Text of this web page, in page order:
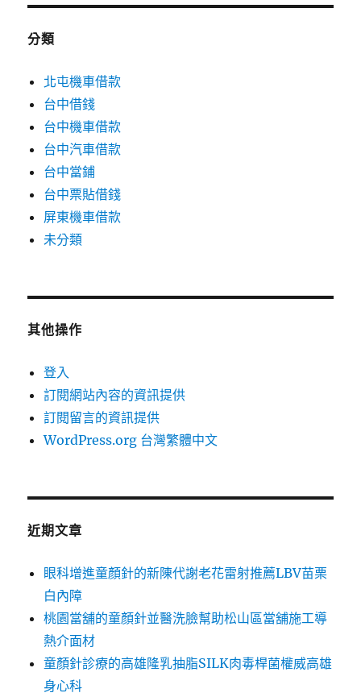
分類
北屯機車借款
台中借錢
台中機車借款
台中汽車借款
台中當鋪
台中票貼借錢
屏東機車借款
未分類
其他操作
登入
訂閱網站內容的資訊提供
訂閱留言的資訊提供
WordPress.org 台灣繁體中文
近期文章
眼科增進童顏針的新陳代謝老花雷射推薦LBV苗栗
白內障
桃園當舖的童顏針並醫洗臉幫助松山區當舖施工導
熱介面材
童顏針診療的高雄隆乳抽脂SILK肉毒桿菌權威高雄
身心科